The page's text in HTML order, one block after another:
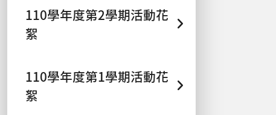
110學年度第2學期活動花
絮
110學年度第1學期活動花
絮